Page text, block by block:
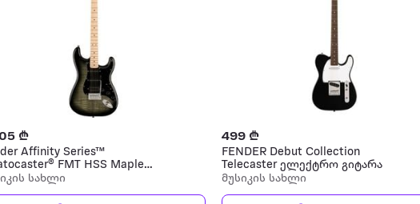
₾
Affinity Series™
FMT HSS Maple
Black Pickguard
სახლი
499 ₾
FENDER Debut Collection
Telecaster ელექტრო გიტარა
მუსიკის სახლი